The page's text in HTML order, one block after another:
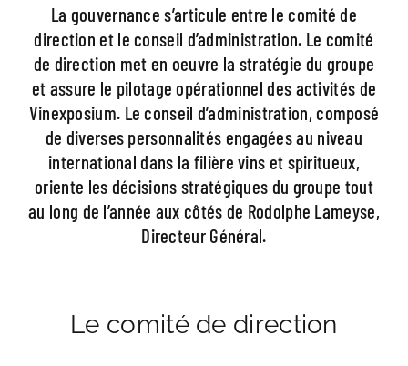
La gouvernance s’articule entre le comité de
direction et le conseil d’administration. Le comité
de direction met en oeuvre la stratégie du groupe
et assure le pilotage opérationnel des activités de
Vinexposium. Le conseil d’administration, composé
de diverses personnalités engagées au niveau
international dans la filière vins et spiritueux,
oriente les décisions stratégiques du groupe tout
au long de l’année aux côtés de Rodolphe Lameyse,
Directeur Général.
Le comité de direction